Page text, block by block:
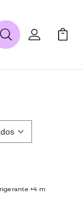
BuscarMi Cuenta
Mi
+4 m